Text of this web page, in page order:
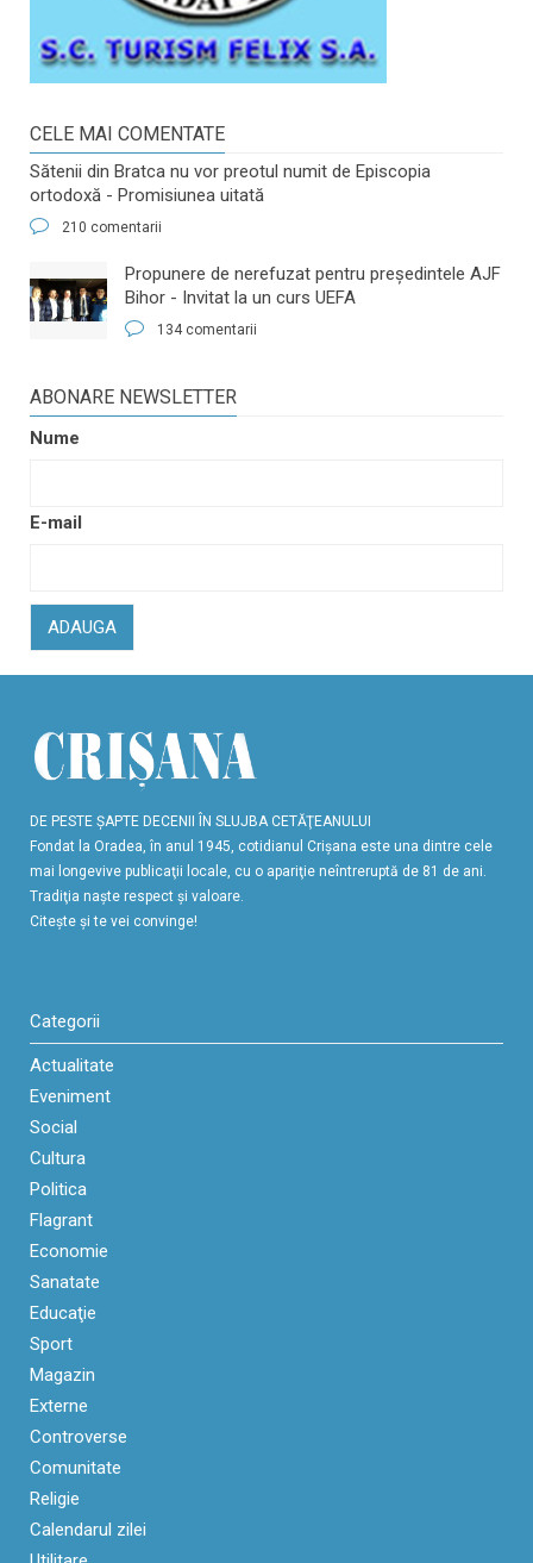
CELE MAI COMENTATE
Sătenii din Bratca nu vor preotul numit de Episcopia
ortodoxă - Promisiunea uitată
210 comentarii
​Propunere de nerefuzat pentru preşedintele AJF
Bihor - Invitat la un curs UEFA
134 comentarii
ABONARE NEWSLETTER
Nume
E-mail
ADAUGA
DE PESTE ŞAPTE DECENII ÎN SLUJBA CETĂŢEANULUI
Fondat la Oradea, în anul 1945, cotidianul Crişana este una dintre cele
mai longevive publicaţii locale, cu o apariţie neîntreruptă de 81 de ani.
Tradiţia naşte respect şi valoare.
Citeşte şi te vei convinge!
Categorii
Actualitate
Eveniment
Social
Cultura
Politica
Flagrant
Economie
Sanatate
Educaţie
Sport
Magazin
Externe
Controverse
Comunitate
Religie
Calendarul zilei